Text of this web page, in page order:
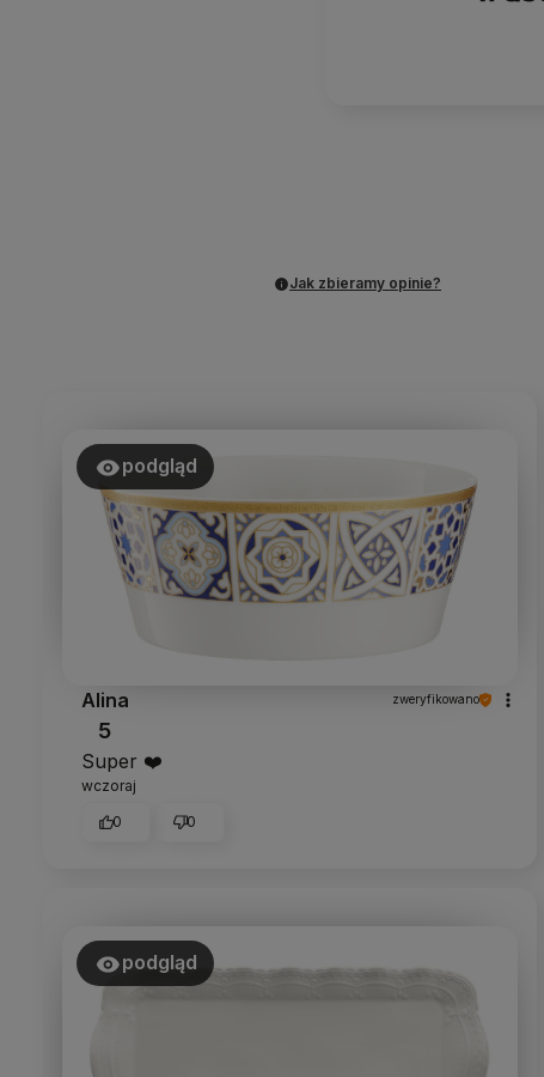
Jak zbieramy opinie?
podgląd
Alina zweryfikowano
5
Super ❤️
wczoraj
0 0
podgląd